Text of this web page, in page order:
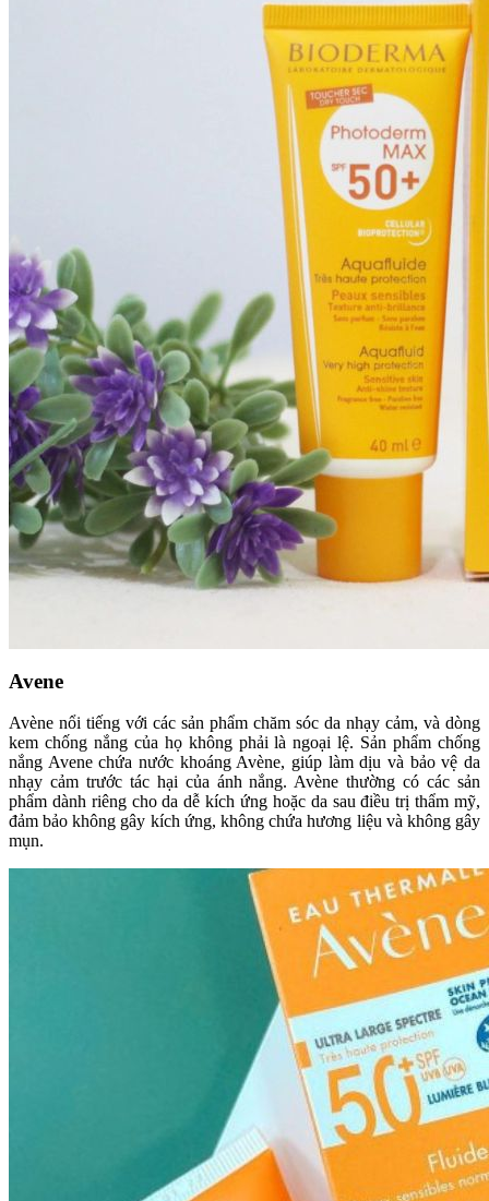
Avene
Avène nổi tiếng với các sản phẩm chăm sóc da nhạy cảm, và dòng
kem chống nắng của họ không phải là ngoại lệ. Sản phẩm chống
nắng Avene chứa nước khoáng Avène, giúp làm dịu và bảo vệ da
nhạy cảm trước tác hại của ánh nắng. Avène thường có các sản
phẩm dành riêng cho da dễ kích ứng hoặc da sau điều trị thẩm mỹ,
đảm bảo không gây kích ứng, không chứa hương liệu và không gây
mụn.